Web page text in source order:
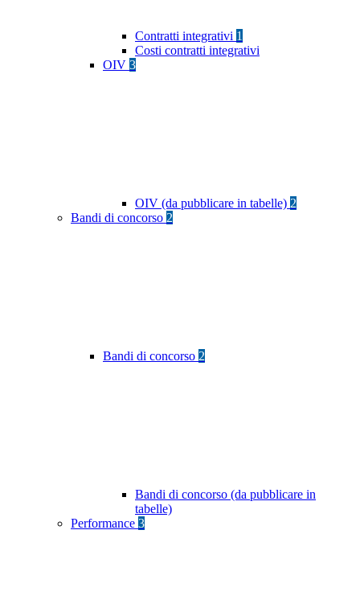
Contratti integrativi 1
Costi contratti integrativi
OIV 3
OIV (da pubblicare in tabelle) 2
Bandi di concorso 2
Bandi di concorso 2
Bandi di concorso (da pubblicare in
tabelle)
Performance 3